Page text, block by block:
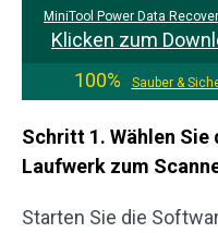
MiniTool Power Data
Klicken zum
100%
Sauber &
Schritt 1. Wählen
Laufwerk zum
Starten Sie die